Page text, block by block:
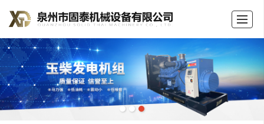
首页 公司介绍 产品展示 荣誉证书 留言反馈 联系我们